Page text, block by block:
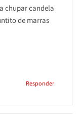
chupar candela
de marras
Responder